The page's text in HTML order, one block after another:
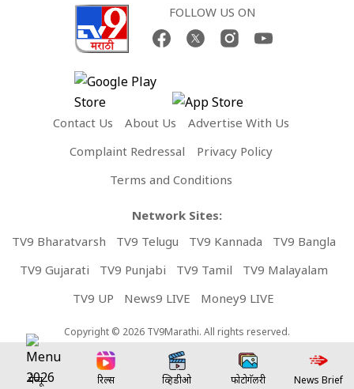
FOLLOW US ON
Contact Us About Us
Advertise With Us
Complaint Redressal
Privacy Policy
Terms and Conditions
Network Sites:
TV9 Bharatvarsh
TV9 Telugu TV9 Kannada
TV9 Bangla
TV9 Gujarati
TV9 Punjabi TV9 Tamil
TV9 Malayalam
TV9 UP
News9 LIVE Money9 LIVE
Copyright © 2026 TV9Marathi. All rights reserved.
मेन्यू रिल्स व्हिडीओ फोटोगॅलरी News Brief